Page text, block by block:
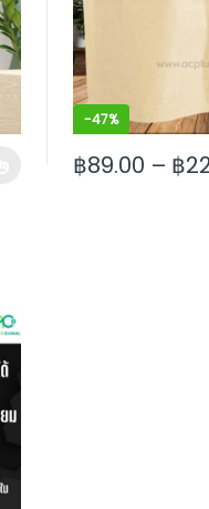
The options may be
-47%
฿89.00 – ฿
This product has